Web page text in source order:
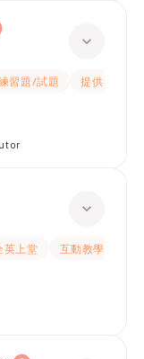
習題/試題
提供筆記
英上堂 互動教學